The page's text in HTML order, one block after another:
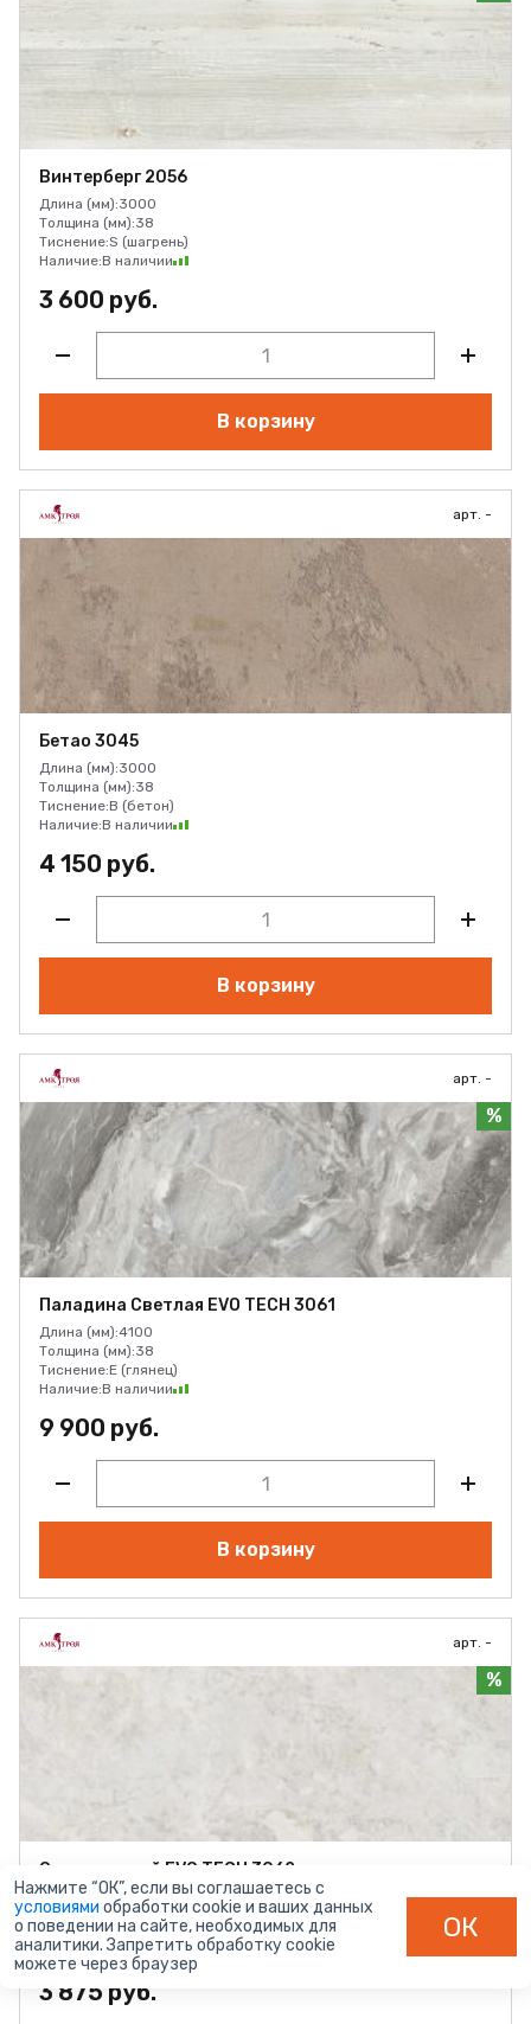
Винтерберг 2056
Длина (мм):3000
Толщина (мм):38
Тиснение:S (шагрень)
Наличие:В наличии
3 600 руб.
В корзину
арт. -
Бетао 3045
Длина (мм):3000
Толщина (мм):38
Тиснение:B (бетон)
Наличие:В наличии
4 150 руб.
В корзину
арт. -
%
Паладина Светлая EVO TECH 3061
Длина (мм):4100
Толщина (мм):38
Тиснение:E (глянец)
Наличие:В наличии
9 900 руб.
В корзину
арт. -
%
Опал светлый EVO TECH 3062
Длина (мм):3000
Толщина (мм):38
Тиснение:E (глянец)
Наличие: В наличии
3 875 руб.
Нажмите “ОК”, если вы соглашаетесь с
условиями обработки cookie и ваших данных
о поведении на сайте, необходимых для
аналитики. Запретить обработку cookie
можете через браузер
ОК